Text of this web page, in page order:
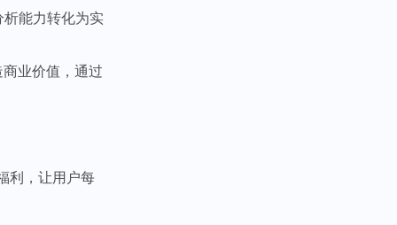
能力转化为实
业价值，通过
利，让用户每